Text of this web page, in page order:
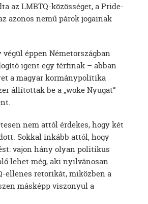
az LMBTQ-közösséget, a Pride-
azonos nemű párok jogainak
éppen Németországban
igent egy férfinak – abban
a magyar kormánypolitika
állítottak be a „woke Nyugat”
nem attól érdekes, hogy két
Sokkal inkább attól, hogy
vajon hány olyan politikus
lehet még, aki nyilvánosan
ellenes retorikát, miközben a
másképp viszonyul a